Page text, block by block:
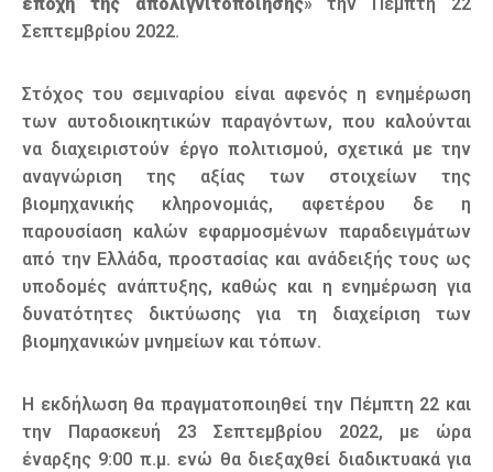
Σεπτεμβρίου 2022.
Στόχος του σεμιναρίου είναι αφενός η ενημέρωση
των αυτοδιοικητικών παραγόντων, που καλούνται
να διαχειριστούν έργο πολιτισμού, σχετικά με την
αναγνώριση της αξίας των στοιχείων της
βιομηχανικής κληρονομιάς, αφετέρου δε η
παρουσίαση καλών εφαρμοσμένων παραδειγμάτων
από την Ελλάδα, προστασίας και ανάδειξής τους ως
υποδομές ανάπτυξης, καθώς και η ενημέρωση για
δυνατότητες δικτύωσης για τη διαχείριση των
βιομηχανικών μνημείων και τόπων.
Η εκδήλωση θα πραγματοποιηθεί την Πέμπτη 22 και
την Παρασκευή 23 Σεπτεμβρίου 2022, με ώρα
έναρξης 9:00 π.μ. ενώ θα διεξαχθεί διαδικτυακά για